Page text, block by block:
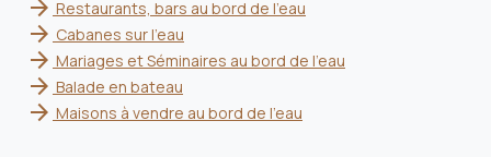
arrow_forward Restaurants, bars au bord de l'eau
arrow_forward Cabanes sur l'eau
arrow_forward Mariages et Séminaires au bord de l'eau
arrow_forward Balade en bateau
arrow_forward Maisons à vendre au bord de l'eau